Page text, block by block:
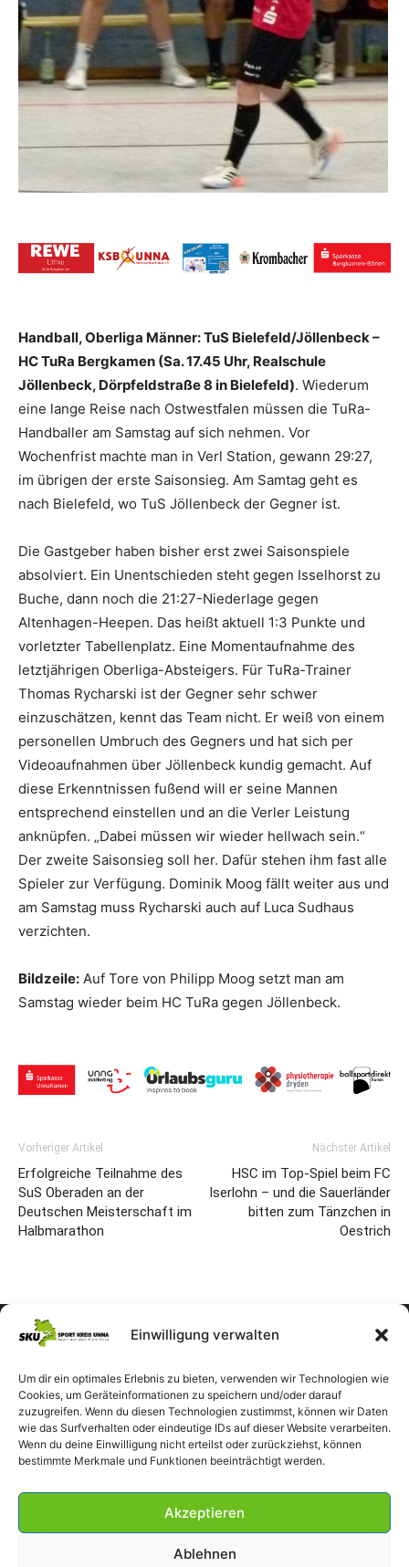
Einwilligung verwalten
Um dir ein optimales Erlebnis zu bieten, verwenden wir Technologien wie
Cookies, um Geräteinformationen zu speichern und/oder darauf
zuzugreifen. Wenn du diesen Technologien zustimmst, können wir Daten
wie das Surfverhalten oder eindeutige IDs auf dieser Website verarbeiten.
Wenn du deine Einwilligung nicht erteilst oder zurückziehst, können
bestimmte Merkmale und Funktionen beeinträchtigt werden.
Akzeptieren
Ablehnen
Handball, Oberliga Männer: TuS Bielefeld/Jöllenbeck –
HC TuRa Bergkamen (Sa. 17.45 Uhr, Realschule
Jöllenbeck, Dörpfeldstraße 8 in Bielefeld). Wiederum
eine lange Reise nach Ostwestfalen müssen die TuRa-
Handballer am Samstag auf sich nehmen. Vor
Wochenfrist machte man in Verl Station, gewann 29:27,
im übrigen der erste Saisonsieg. Am Samtag geht es
nach Bielefeld, wo TuS Jöllenbeck der Gegner ist.
Die Gastgeber haben bisher erst zwei Saisonspiele
absolviert. Ein Unentschieden steht gegen Isselhorst zu
Buche, dann noch die 21:27-Niederlage gegen
Altenhagen-Heepen. Das heißt aktuell 1:3 Punkte und
vorletzter Tabellenplatz. Eine Momentaufnahme des
letztjährigen Oberliga-Absteigers. Für TuRa-Trainer
Thomas Rycharski ist der Gegner sehr schwer
einzuschätzen, kennt das Team nicht. Er weiß von einem
personellen Umbruch des Gegners und hat sich per
Videoaufnahmen über Jöllenbeck kundig gemacht. Auf
diese Erkenntnissen fußend will er seine Mannen
entsprechend einstellen und an die Verler Leistung
anknüpfen. „Dabei müssen wir wieder hellwach sein.“
Der zweite Saisonsieg soll her. Dafür stehen ihm fast alle
Spieler zur Verfügung. Dominik Moog fällt weiter aus und
am Samstag muss Rycharski auch auf Luca Sudhaus
verzichten.
Bildzeile: Auf Tore von Philipp Moog setzt man am
Samstag wieder beim HC TuRa gegen Jöllenbeck.
Vorheriger Artikel
Erfolgreiche Teilnahme des
SuS Oberaden an der
Deutschen Meisterschaft im
Halbmarathon
Nächster Artikel
HSC im Top-Spiel beim FC
Iserlohn – und die Sauerländer
bitten zum Tänzchen in
Oestrich